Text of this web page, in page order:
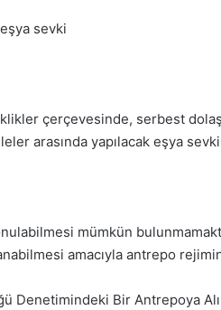
sevki
çerçevesinde, serbest
arasında yapılacak eşya
mümkün
amacıyla antrepo
Denetimindeki Bir Antrepoya